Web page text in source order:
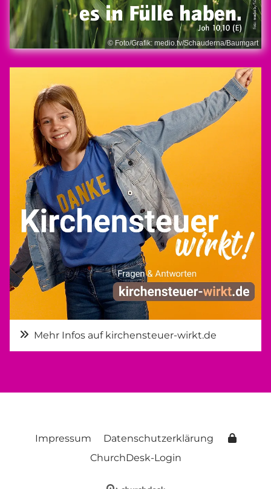
© Foto/Grafik: medio.tv/Schauderna/Baumgart
Mehr Infos auf kirchensteuer-wirkt.de
Impressum
Datenschutzerklärung
ChurchDesk-Login